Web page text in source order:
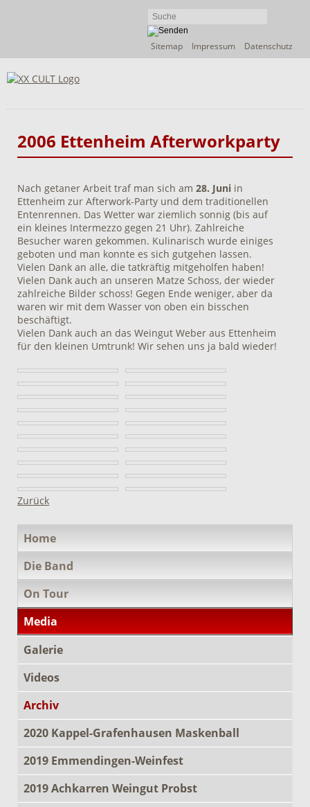
Navigation
Sitemap Impressum Datenschutz
2006 Ettenheim Afterworkparty
Nach getaner Arbeit traf man sich am 28. Juni in
Ettenheim zur Afterwork-Party und dem traditionellen
Entenrennen. Das Wetter war ziemlich sonnig (bis auf
ein kleines Intermezzo gegen 21 Uhr). Zahlreiche
Besucher waren gekommen. Kulinarisch wurde einiges
geboten und man konnte es sich gutgehen lassen.
Vielen Dank an alle, die tatkräftig mitgeholfen haben!
Vielen Dank auch an unseren Matze Schoss, der wieder
zahlreiche Bilder schoss! Gegen Ende weniger, aber da
waren wir mit dem Wasser von oben ein bisschen
beschäftigt.
Vielen Dank auch an das Weingut Weber aus Ettenheim
für den kleinen Umtrunk! Wir sehen uns ja bald wieder!
Zurück
überspringen
Home
Die Band
On Tour
Media
Galerie
Videos
Archiv
2020 Kappel-Grafenhausen Maskenball
2019 Emmendingen-Weinfest
2019 Achkarren Weingut Probst